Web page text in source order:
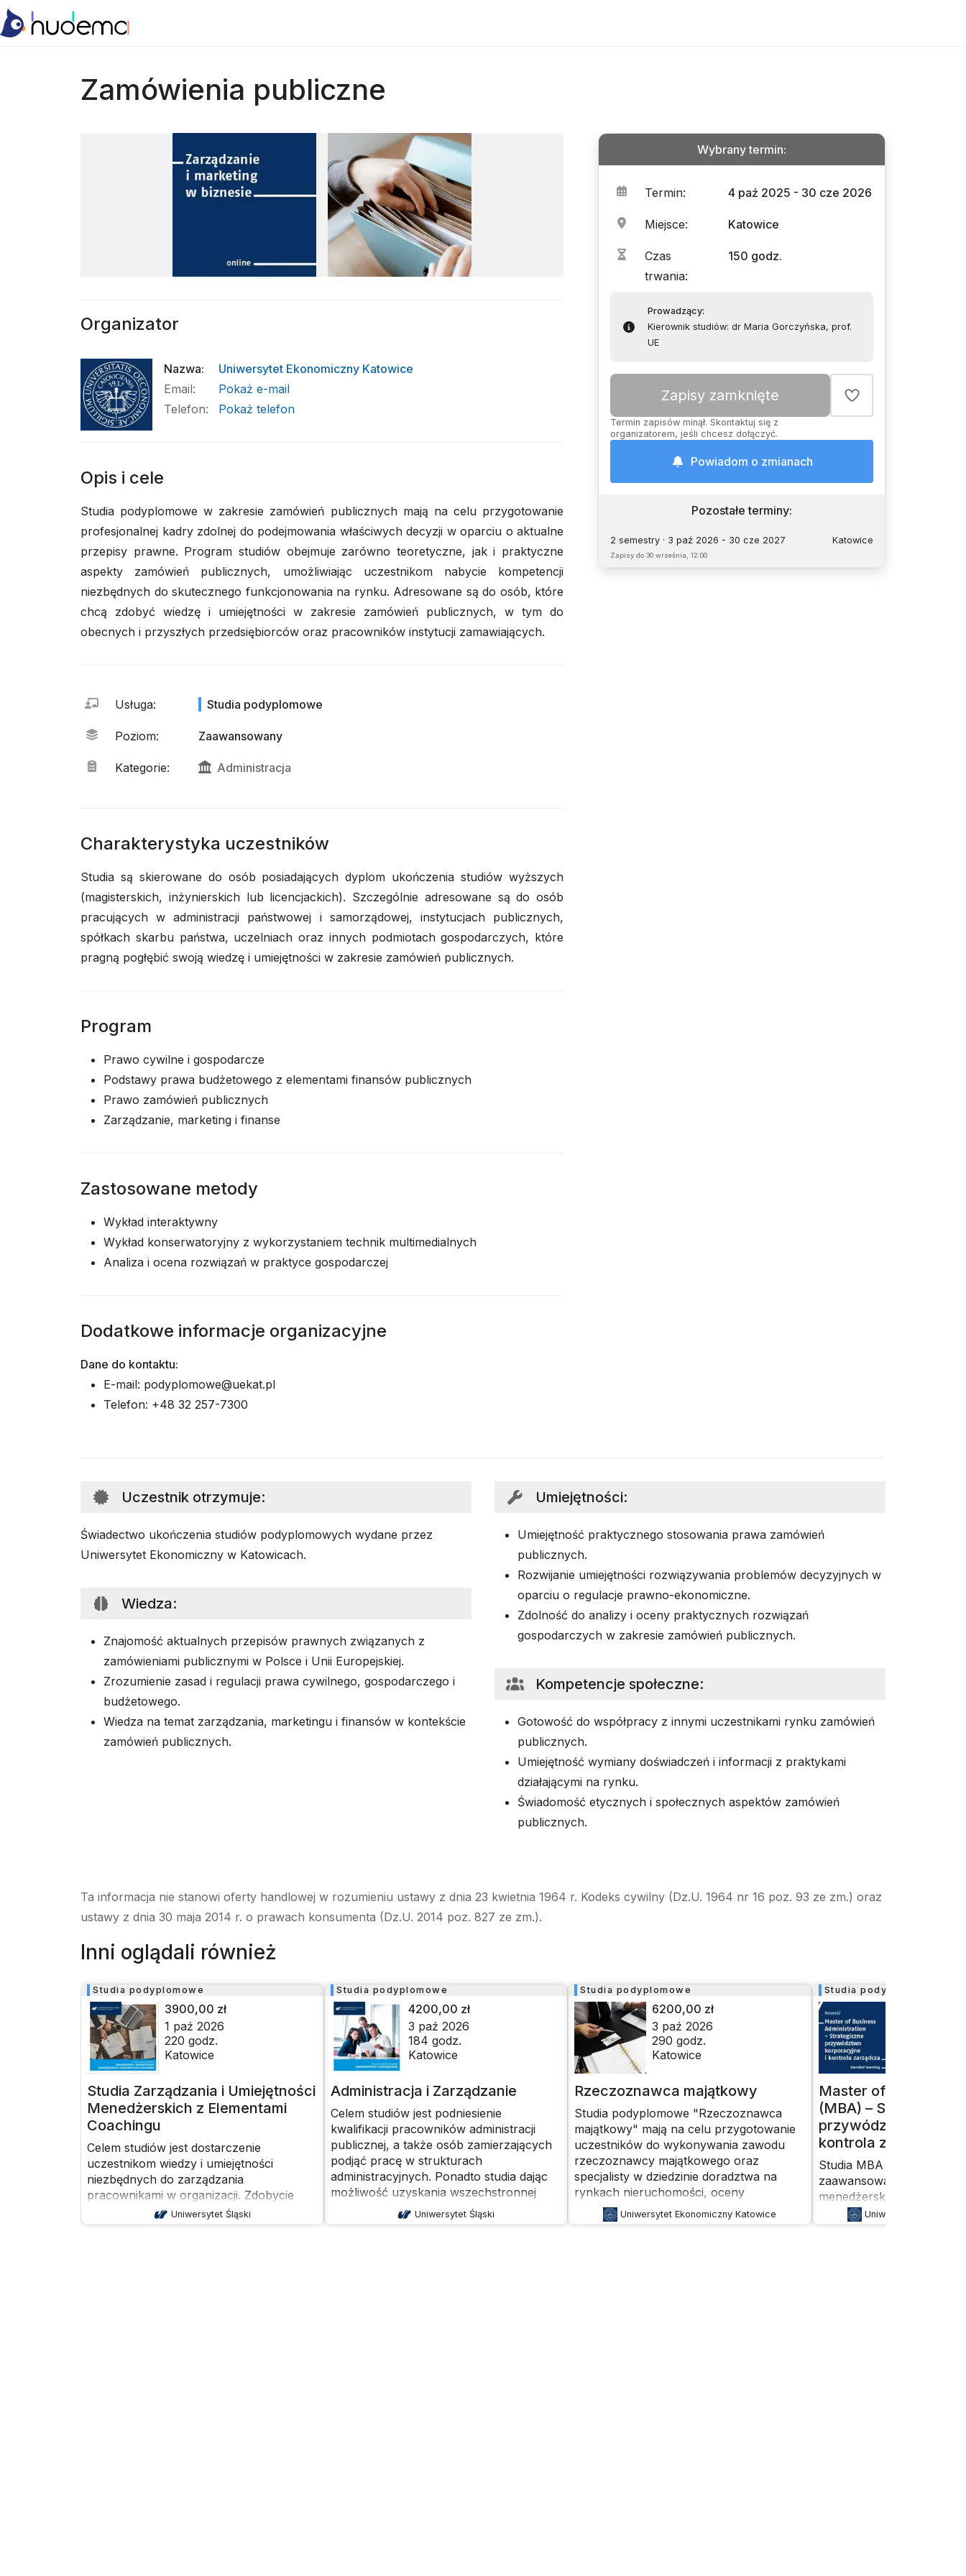
Zamówienia publiczne
Wybrany termin:
Termin: 4 paź 2025 - 30 cze 2026
Miejsce: Katowice
Czas
trwania:
150 godz.
Prowadzący:
Kierownik studiów: dr Maria Gorczyńska, prof.
UE
Zapisy zamknięte
Termin zapisów minął. Skontaktuj się z
organizatorem, jeśli chcesz dołączyć.
Powiadom o zmianach
Pozostałe terminy:
2 semestry · 3 paź 2026 - 30 cze 2027
Zapisy do 30 września, 12:00
Katowice
Organizator
Nazwa:
Uniwersytet Ekonomiczny Katowice
Email:
Pokaż e-mail
Telefon: Pokaż telefon
Opis i cele
Studia podyplomowe w zakresie zamówień publicznych mają na celu przygotowanie
profesjonalnej kadry zdolnej do podejmowania właściwych decyzji w oparciu o aktualne
przepisy prawne. Program studiów obejmuje zarówno teoretyczne, jak i praktyczne
aspekty zamówień publicznych, umożliwiając uczestnikom nabycie kompetencji
niezbędnych do skutecznego funkcjonowania na rynku. Adresowane są do osób, które
chcą zdobyć wiedzę i umiejętności w zakresie zamówień publicznych, w tym do
obecnych i przyszłych przedsiębiorców oraz pracowników instytucji zamawiających.
Usługa: Studia podyplomowe
Poziom: Zaawansowany
Kategorie: Administracja
Charakterystyka uczestników
Studia są skierowane do osób posiadających dyplom ukończenia studiów wyższych
(magisterskich, inżynierskich lub licencjackich). Szczególnie adresowane są do osób
pracujących w administracji państwowej i samorządowej, instytucjach publicznych,
spółkach skarbu państwa, uczelniach oraz innych podmiotach gospodarczych, które
pragną pogłębić swoją wiedzę i umiejętności w zakresie zamówień publicznych.
Program
Prawo cywilne i gospodarcze
Podstawy prawa budżetowego z elementami finansów publicznych
Prawo zamówień publicznych
Zarządzanie, marketing i finanse
Zastosowane metody
Wykład interaktywny
Wykład konserwatoryjny z wykorzystaniem technik multimedialnych
Analiza i ocena rozwiązań w praktyce gospodarczej
Dodatkowe informacje organizacyjne
Dane do kontaktu:
E-mail: podyplomowe@uekat.pl
Telefon: +48 32 257-7300
Uczestnik otrzymuje:
Świadectwo ukończenia studiów podyplomowych wydane przez
Uniwersytet Ekonomiczny w Katowicach.
Wiedza:
Znajomość aktualnych przepisów prawnych związanych z
zamówieniami publicznymi w Polsce i Unii Europejskiej.
Zrozumienie zasad i regulacji prawa cywilnego, gospodarczego i
budżetowego.
Wiedza na temat zarządzania, marketingu i finansów w kontekście
zamówień publicznych.
Umiejętności:
Umiejętność praktycznego stosowania prawa zamówień
publicznych.
Rozwijanie umiejętności rozwiązywania problemów decyzyjnych w
oparciu o regulacje prawno-ekonomiczne.
Zdolność do analizy i oceny praktycznych rozwiązań
gospodarczych w zakresie zamówień publicznych.
Kompetencje społeczne:
Gotowość do współpracy z innymi uczestnikami rynku zamówień
publicznych.
Umiejętność wymiany doświadczeń i informacji z praktykami
działającymi na rynku.
Świadomość etycznych i społecznych aspektów zamówień
publicznych.
Ta informacja nie stanowi oferty handlowej w rozumieniu ustawy z dnia 23 kwietnia 1964 r. Kodeks cywilny (Dz.U. 1964 nr 16 poz. 93 ze zm.) oraz
ustawy z dnia 30 maja 2014 r. o prawach konsumenta (Dz.U. 2014 poz. 827 ze zm.).
Inni oglądali również
Studia podyplomowe
Studia Zarządzania i Umiejętności
Menedżerskich z Elementami
Coachingu
3900,00 zł
1 paź 2026
220 godz.
Katowice
Celem studiów jest dostarczenie
uczestnikom wiedzy i umiejętności
niezbędnych do zarządzania
pracownikami w organizacji. Zdobycie
kompetencji psychologicznych,
kierowniczych i coachingowych.
Uniwersytet Śląski
Studia podyplomowe
Administracja i Zarządzanie
4200,00 zł
3 paź 2026
184 godz.
Katowice
Celem studiów jest podniesienie
kwalifikacji pracowników administracji
publicznej, a także osób zamierzających
podjąć pracę w strukturach
administracyjnych. Ponadto studia dając
możliwość uzyskania wszechstronnej
wiedzy na temat funkcjonowania sektora
publicznego, a także zasad prowadzenia
Uniwersytet Śląski
Studia podyplomowe
Rzeczoznawca majątkowy
6200,00 zł
3 paź 2026
290 godz.
Katowice
Studia podyplomowe "Rzeczoznawca
majątkowy" mają na celu przygotowanie
uczestników do wykonywania zawodu
rzeczoznawcy majątkowego oraz
specjalisty w dziedzinie doradztwa na
rynkach nieruchomości, oceny
efektywności inwestowania, wyceny
przedsiębiorstw, a także określania
Uniwersytet Ekonomiczny Katowice
Studia podyplomowe
Master of Business
(MBA) – Strategiczne
przywództwo
kontrola zarządcza
Studia MBA nastawione
zaawansowanych
menedżerskich,
nadzorczych. Program
zagadnienia ładu
Uniwersytet